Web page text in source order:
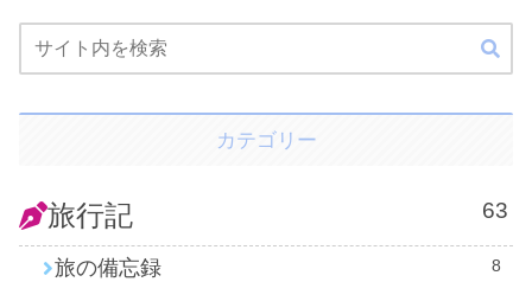
カテゴリー
旅行記 63
旅の備忘録 8